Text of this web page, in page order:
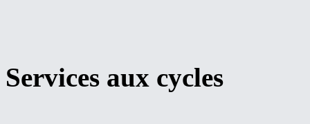
Services aux cycles